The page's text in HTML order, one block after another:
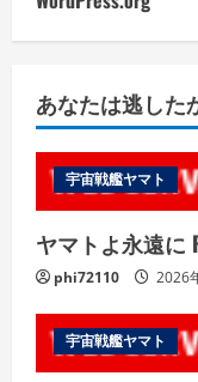
あなたは逃した
宇宙戦艦ヤマト
ヤマトよ永遠に
phi72110 2026
宇宙戦艦ヤマト